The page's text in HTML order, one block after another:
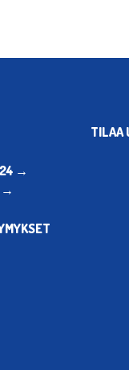
→
→
TILAA